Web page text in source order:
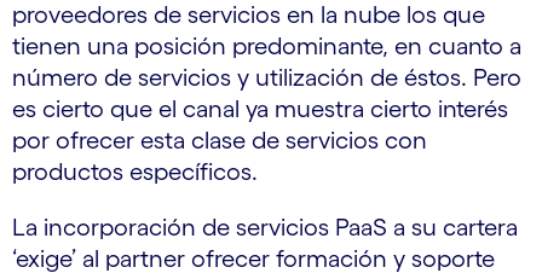
proveedores de servicios en la nube los que
tienen una posición predominante, en cuanto a
número de servicios y utilización de éstos. Pero
es cierto que el canal ya muestra cierto interés
por ofrecer esta clase de servicios con
productos específicos.
La incorporación de servicios PaaS a su cartera
‘exige’ al partner ofrecer formación y soporte